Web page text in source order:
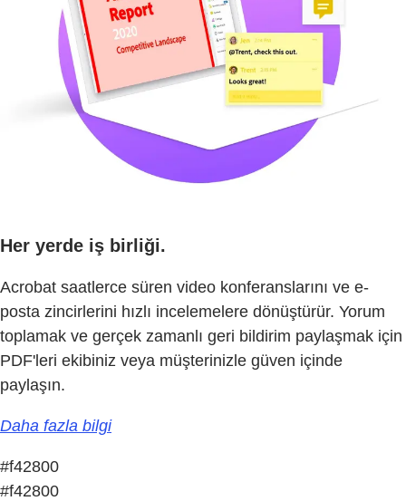
Her yerde iş birliği.
Acrobat saatlerce süren video konferanslarını ve e-
posta zincirlerini hızlı incelemelere dönüştürür. Yorum
toplamak ve gerçek zamanlı geri bildirim paylaşmak için
PDF'leri ekibiniz veya müşterinizle güven içinde
paylaşın.
Daha fazla bilgi
#f42800
#f42800